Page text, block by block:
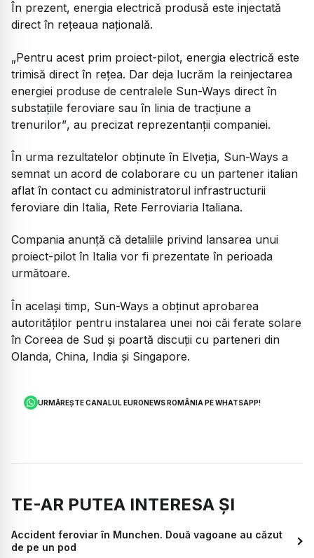
În prezent, energia electrică produsă este injectată
direct în rețeaua națională.
„Pentru acest prim proiect-pilot, energia electrică este
trimisă direct în rețea. Dar deja lucrăm la reinjectarea
energiei produse de centralele Sun-Ways direct în
substațiile feroviare sau în linia de tracțiune a
trenurilor”, au precizat reprezentanții companiei.
În urma rezultatelor obținute în Elveția, Sun-Ways a
semnat un acord de colaborare cu un partener italian
aflat în contact cu administratorul infrastructurii
feroviare din Italia, Rete Ferroviaria Italiana.
Compania anunță că detaliile privind lansarea unui
proiect-pilot în Italia vor fi prezentate în perioada
următoare.
În același timp, Sun-Ways a obținut aprobarea
autorităților pentru instalarea unei noi căi ferate solare
în Coreea de Sud și poartă discuții cu parteneri din
Olanda, China, India și Singapore.
URMĂREȘTE CANALUL EURONEWS ROMÂNIA PE WHATSAPP!
TE-AR PUTEA INTERESA ȘI
Accident feroviar în Munchen. Două vagoane au căzut
de pe un pod